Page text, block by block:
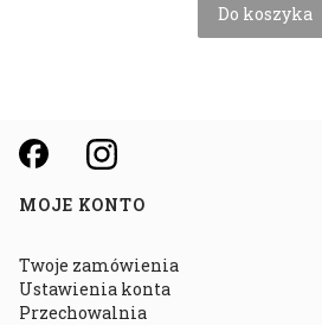
Do koszyka
Linki w stopce
MOJE KONTO
Twoje zamówienia
Ustawienia konta
Przechowalnia